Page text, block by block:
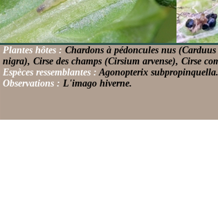
Plantes hôtes : Chardons à pédoncules nus
nigra), Cirse des champs (Cirsium arvense), Cirse
Espèces ressemblantes :Agonopterix subpropinquella.
Observations : L'imago hiverne.